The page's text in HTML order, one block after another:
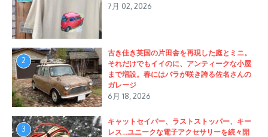
7月 02, 2026
2
古き佳き英国の片田舎を再現した庭とミニ。
それだけでもイイのに、アンティークな小屋
まで増設。春にはバラが咲き誇る佐名さんの
ガレージ
6月 18, 2026
3
キャットセイバー、ラストストッパー、キー
レス…ユニークな電子アクセサリーを続々開